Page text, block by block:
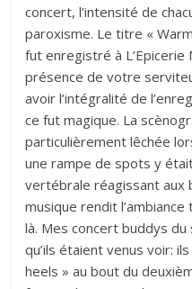
concert, l’intensité de
paroxisme. Le titre «
fut enregistré à L’Epicerie
présence de votre
avoir l’intégralité de
ce fut magique. La
particulièrement lêchée
une rampe de spots y
vertébrale réagissant aux
musique rendit
là. Mes concert buddys
qu’ils étaient venus voir:
heels » au bout du